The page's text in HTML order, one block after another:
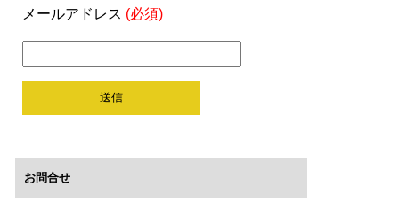
メールアドレス (必須)
お問合せ